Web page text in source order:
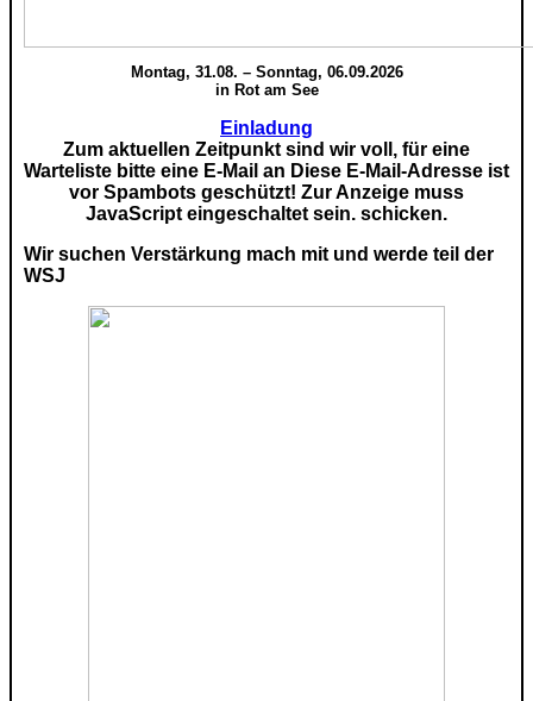
Montag, 31.08. – Sonntag, 06.09.2026
in Rot am See
Einladung
Zum aktuellen Zeitpunkt sind wir voll, für eine
Warteliste bitte eine E-Mail an Diese E-Mail-Adresse ist
vor Spambots geschützt! Zur Anzeige muss
JavaScript eingeschaltet sein. schicken.
Wir suchen Verstärkung mach mit und werde teil der
WSJ